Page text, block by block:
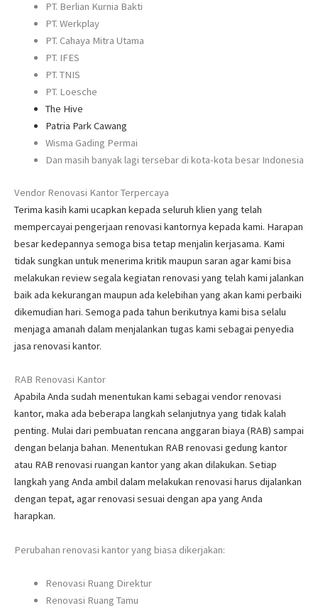
PT. Berlian Kurnia Bakti
PT. Werkplay
PT. Cahaya Mitra Utama
PT. IFES
PT. TNIS
PT. Loesche
The Hive
Patria Park Cawang
Wisma Gading Permai
Dan masih banyak lagi tersebar di kota-kota besar Indonesia
Vendor Renovasi Kantor Terpercaya
Terima kasih kami ucapkan kepada seluruh klien yang telah
mempercayai pengerjaan renovasi kantornya kepada kami. Harapan
besar kedepannya semoga bisa tetap menjalin kerjasama. Kami
tidak sungkan untuk menerima kritik maupun saran agar kami bisa
melakukan review segala kegiatan renovasi yang telah kami jalankan
baik ada kekurangan maupun ada kelebihan yang akan kami perbaiki
dikemudian hari. Semoga pada tahun berikutnya kami bisa selalu
menjaga amanah dalam menjalankan tugas kami sebagai penyedia
jasa renovasi kantor.
RAB Renovasi Kantor
Apabila Anda sudah menentukan kami sebagai vendor renovasi
kantor, maka ada beberapa langkah selanjutnya yang tidak kalah
penting. Mulai dari pembuatan rencana anggaran biaya (RAB) sampai
dengan belanja bahan. Menentukan RAB renovasi gedung kantor
atau RAB renovasi ruangan kantor yang akan dilakukan. Setiap
langkah yang Anda ambil dalam melakukan renovasi harus dijalankan
dengan tepat, agar renovasi sesuai dengan apa yang Anda
harapkan.
Perubahan renovasi kantor yang biasa dikerjakan:
Renovasi Ruang Direktur
Renovasi Ruang Tamu